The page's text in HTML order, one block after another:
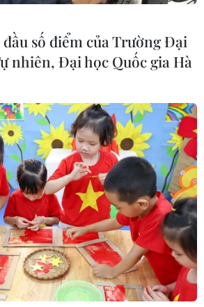
VIII dự kiến bỏ nhiều dự
14.120MW nhiệt điện than dự kiến
hoạch Điện VIII, có 8.420MW do
số điểm của Trường Đại
nhiên, Đại học Quốc gia Hà